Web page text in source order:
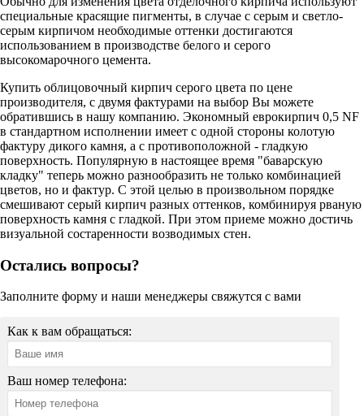
специальные красящие пигменты, в случае с серым и светло-
серым кирпичом необходимые оттенки достигаются
использованием в производстве белого и серого
высокомарочного цемента.
Купить облицовочный кирпич серого цвета по цене
производителя, с двумя фактурами на выбор Вы можете
обратившись в нашу компанию. Экономный еврокирпич 0,5 NF
в стандартном исполнении имеет с одной стороны колотую
фактуру дикого камня, а с противоположной - гладкую
поверхность. Популярную в настоящее время "баварскую
кладку" теперь можно разнообразить не только комбинацией
цветов, но и фактур. С этой целью в произвольном порядке
смешивают серый кирпич разных оттенков, комбинируя рваную
поверхность камня с гладкой. При этом приеме можно достичь
визуальной состаренности возводимых стен.
Остались вопросы?
Заполните форму и наши менеджеры свяжутся с вами
Как к вам обращаться:
Ваш номер телефона: